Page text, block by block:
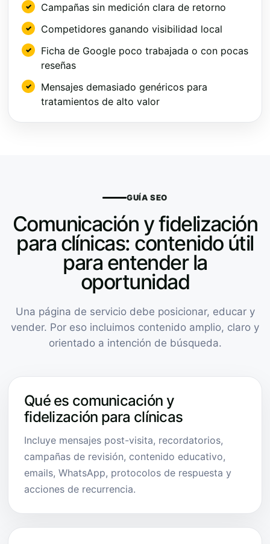
Campañas sin medición clara de retorno
Competidores ganando visibilidad local
Ficha de Google poco trabajada o con pocas
reseñas
Mensajes demasiado genéricos para
tratamientos de alto valor
GUÍA SEO
Comunicación y fidelización
para clínicas: contenido útil
para entender la
oportunidad
Una página de servicio debe posicionar, educar y
vender. Por eso incluimos contenido amplio, claro y
orientado a intención de búsqueda.
Qué es comunicación y
fidelización para clínicas
Incluye mensajes post-visita, recordatorios,
campañas de revisión, contenido educativo,
emails, WhatsApp, protocolos de respuesta y
acciones de recurrencia.